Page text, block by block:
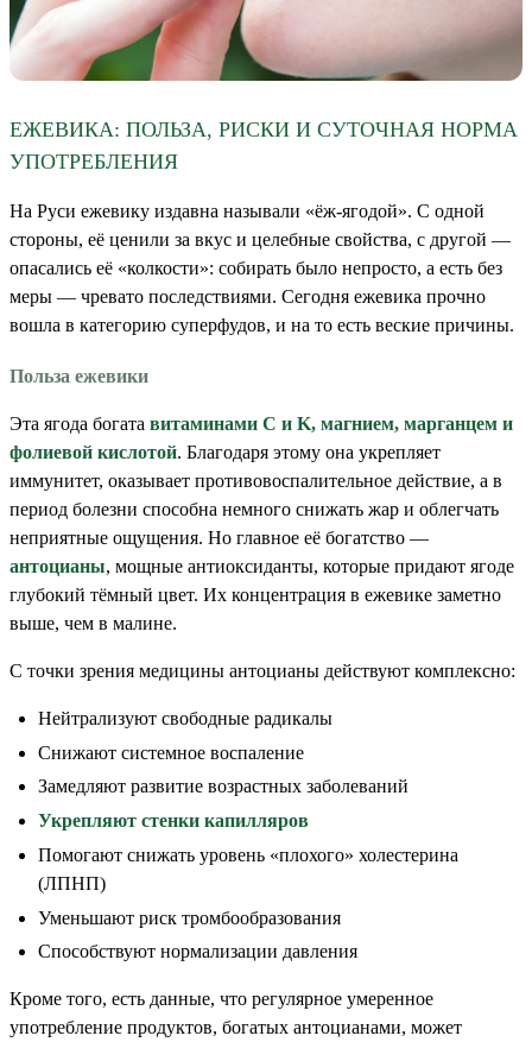
ЕЖЕВИКА: ПОЛЬЗА, РИСКИ И СУТОЧНАЯ НОРМА
УПОТРЕБЛЕНИЯ
На Руси ежевику издавна называли «ёж-ягодой». С одной
стороны, её ценили за вкус и целебные свойства, с другой —
опасались её «колкости»: собирать было непросто, а есть без
меры — чревато последствиями. Сегодня ежевика прочно
вошла в категорию суперфудов, и на то есть веские причины.
Польза ежевики
Эта ягода богата витаминами C и K, магнием, марганцем и
фолиевой кислотой. Благодаря этому она укрепляет
иммунитет, оказывает противовоспалительное действие, а в
период болезни способна немного снижать жар и облегчать
неприятные ощущения. Но главное её богатство —
антоцианы, мощные антиоксиданты, которые придают ягоде
глубокий тёмный цвет. Их концентрация в ежевике заметно
выше, чем в малине.
С точки зрения медицины антоцианы действуют комплексно:
Нейтрализуют свободные радикалы
Снижают системное воспаление
Замедляют развитие возрастных заболеваний
Укрепляют стенки капилляров
Помогают снижать уровень «плохого» холестерина
(ЛПНП)
Уменьшают риск тромбообразования
Способствуют нормализации давления
Кроме того, есть данные, что регулярное умеренное
употребление продуктов, богатых антоцианами, может